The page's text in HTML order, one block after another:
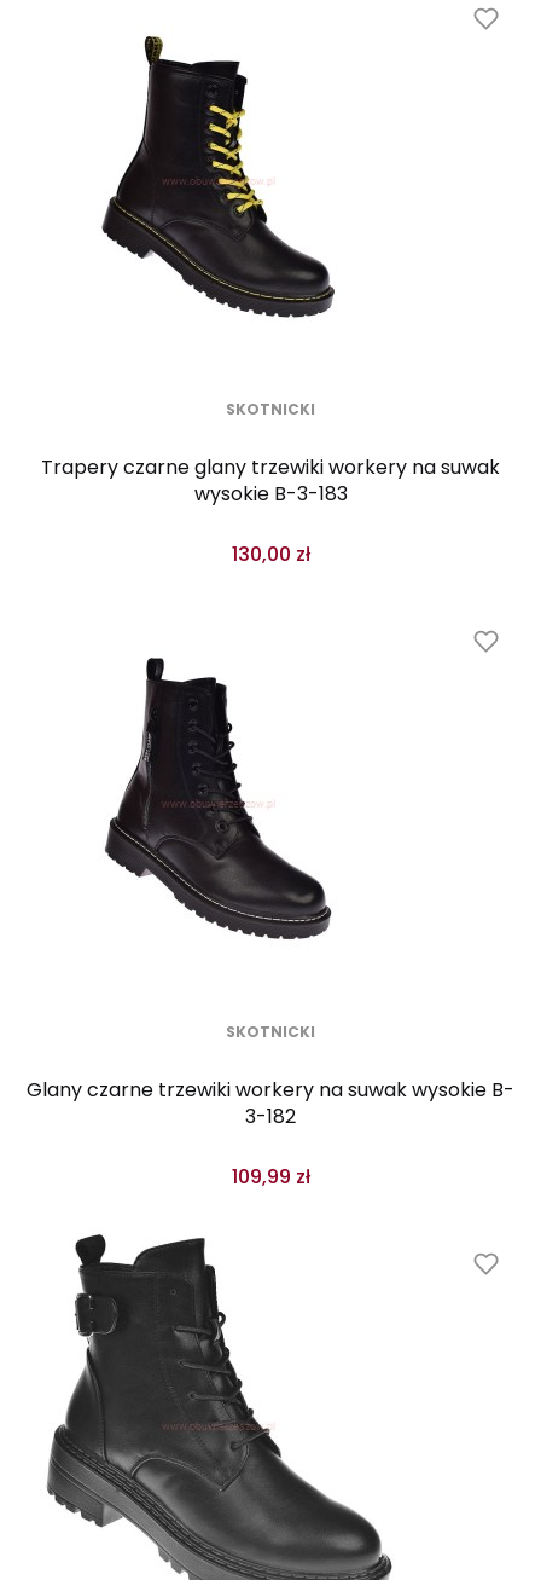
SKOTNICKI
Trapery czarne glany trzewiki workery na suwak
wysokie B-3-183
130,00 zł
SKOTNICKI
Glany czarne trzewiki workery na suwak wysokie B-
3-182
109,99 zł